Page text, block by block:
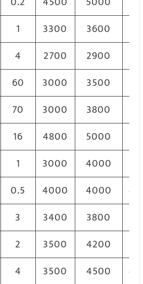
1 3300 3600
4 2700 2900
60 3000 3500
70 3000 3800
16 4800 5000
1 3000 4000
0.5 4000 4000
3 3400 3800
2 3500 4200
4 3500 4500